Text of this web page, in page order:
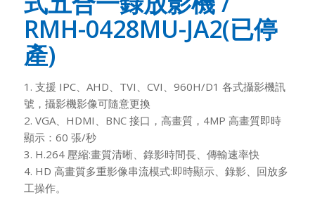
RMH-0428MU-JA2(已停
產)
1. 支援 IPC、AHD、TVI、CVI、960H/D1 各式攝影機訊
號，攝影機影像可隨意更換
2. VGA、HDMI、BNC 接口，高畫質，4MP 高畫質即時
顯示：60 張/秒
3. H.264 壓縮:畫質清晰、錄影時間長、傳輸速率快
4. HD 高畫質多重影像串流模式:即時顯示、錄影、回放多
工操作。